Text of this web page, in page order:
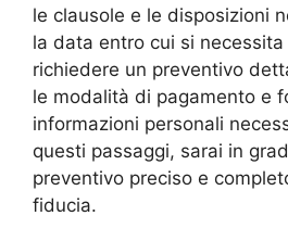
le clausole e le disposizioni
la data entro cui si
richiedere un preventivo
le modalità di pagamento e
informazioni personali
questi passaggi, sarai in
preventivo preciso e
fiducia.